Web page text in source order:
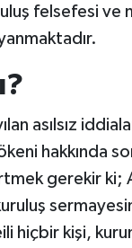
felsefesi ve
asılsız
hakkında
gerekir ki;
hiçbir kişi,